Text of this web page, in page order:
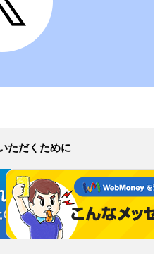
ただくために